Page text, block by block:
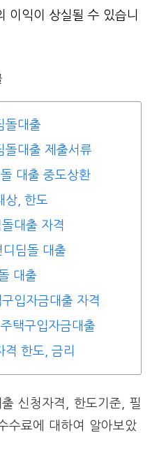
이익이 상실될 수 있습니
돌대출
돌대출 제출서류
대출 중도상환
상, 한도
대출 자격
디딤돌 대출
대출
입자금대출 자격
택구입자금대출
격 한도, 금리
신청자격, 한도기준, 필
수료에 대하여 알아보았